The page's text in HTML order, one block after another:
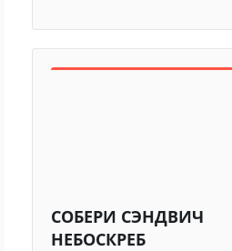
СОБЕРИ СЭНДВИЧ
НЕБОСКРЕБ